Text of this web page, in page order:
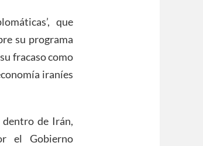
que
su programa
fracaso como
iraníes
de Irán,
el Gobierno